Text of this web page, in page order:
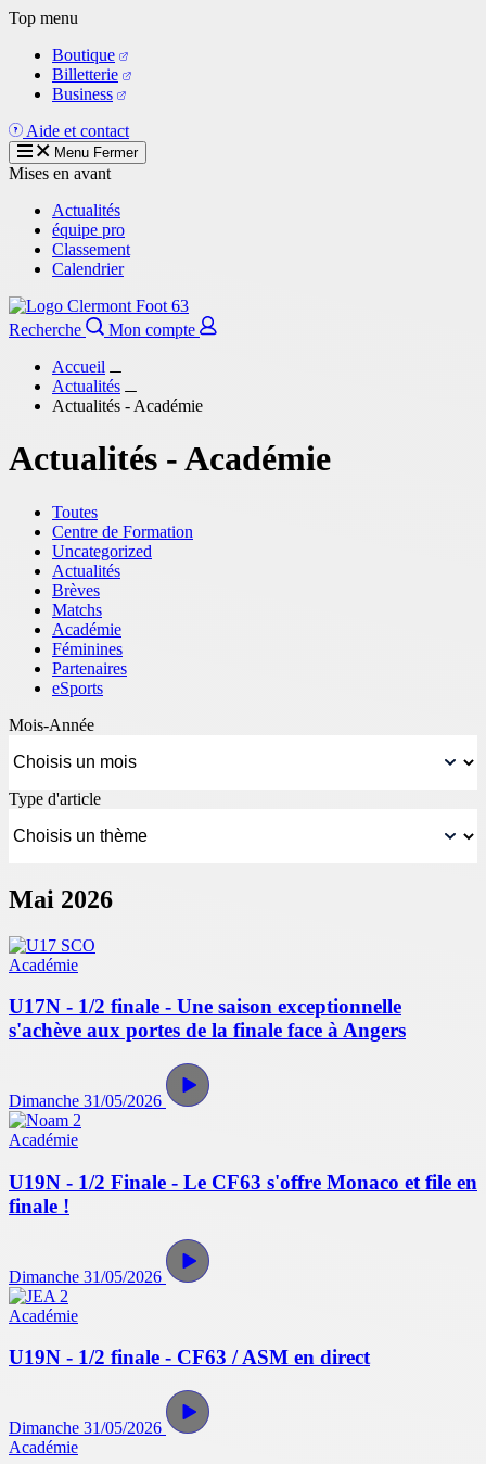
Aller
contenu
principal
Top menu
Boutique
Billetterie
Business
Aide et contact
Menu Fermer
Mises en avant
Actualités
équipe pro
Classement
Calendrier
Recherche
Mon compte
Accueil
Actualités
Actualités - Académie
Actualités - Académie
Toutes
Centre de Formation
Uncategorized
Actualités
Brèves
Matchs
Académie
Féminines
Partenaires
eSports
Mois-Année
Type d'article
Mai 2026
Académie
U17N - 1/2 finale - Une saison exceptionnelle
s'achève aux portes de la finale face à Angers
Dimanche 31/05/2026
Académie
U19N - 1/2 Finale - Le CF63 s'offre Monaco et file en
finale !
Dimanche 31/05/2026
Académie
U19N - 1/2 finale - CF63 / ASM en direct
Dimanche 31/05/2026
Académie